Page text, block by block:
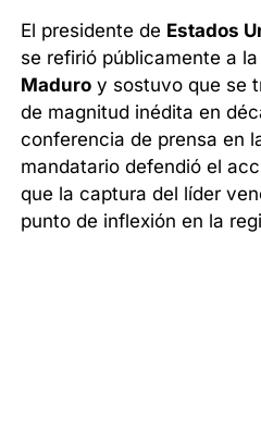
El presidente de Estados
se refirió públicamente a
Maduro y sostuvo que se
de magnitud inédita en
conferencia de prensa en
mandatario defendió el
que la captura del líder
punto de inflexión en la